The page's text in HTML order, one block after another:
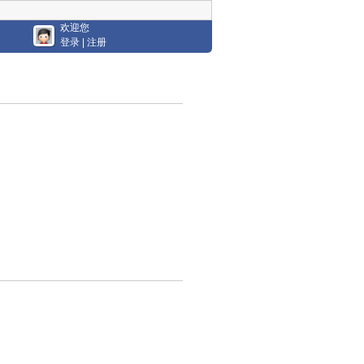
欢迎您
登录
注册